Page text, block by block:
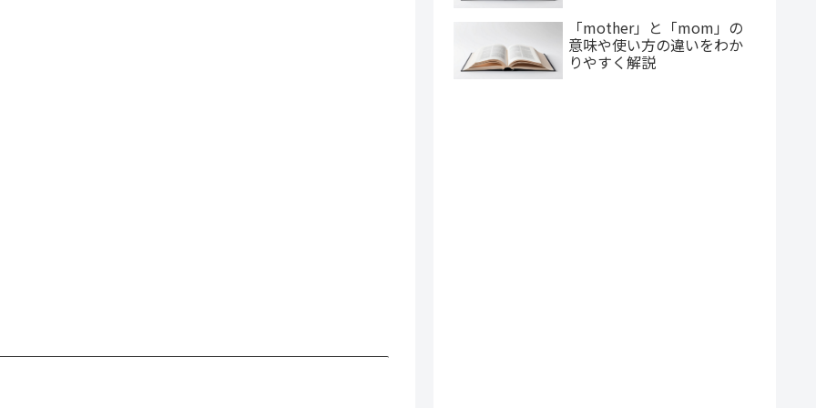
「mother」と「mom」の
意味や使い方の違いをわか
りやすく解説